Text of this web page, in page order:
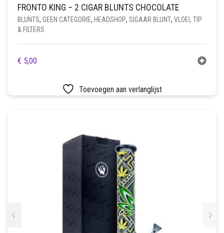
FRONTO KING – 2 CIGAR BLUNTS CHOCOLATE
BLUNTS, GEEN CATEGORIE, HEADSHOP, SIGAAR BLUNT, VLOEI, TIP
& FILTERS
€ 5,00
Toevoegen aan verlanglijst